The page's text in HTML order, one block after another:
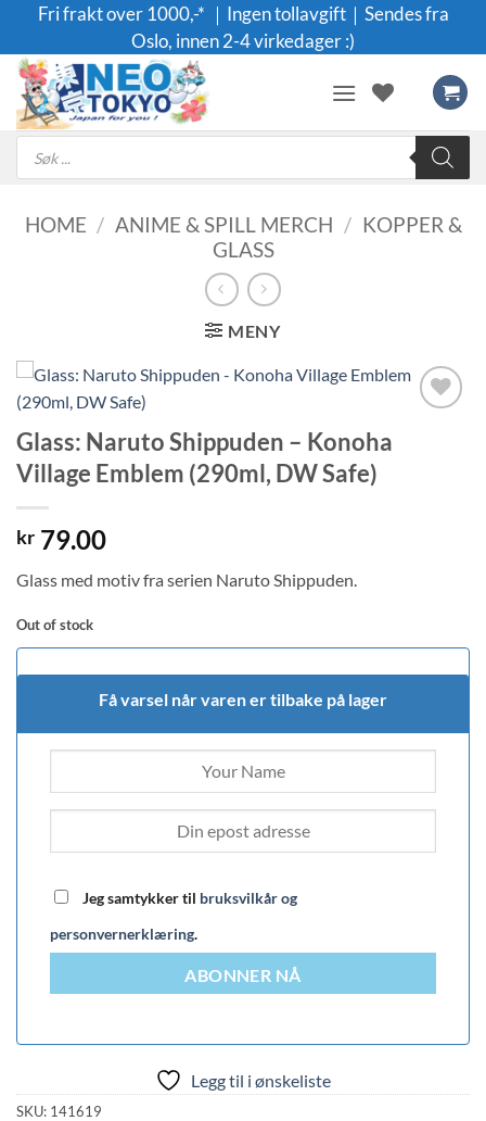
content
Fri frakt over 1000,-* ｜Ingen tollavgift｜Sendes fra
Oslo, innen 2-4 virkedager :)
Products
search
HOME / ANIME & SPILL MERCH / KOPPER &
GLASS
MENY
Glass: Naruto Shippuden – Konoha
Village Emblem (290ml, DW Safe)
kr 79.00
Glass med motiv fra serien Naruto Shippuden.
Out of stock
Få varsel når varen er tilbake på lager
Jeg samtykker til bruksvilkår og
personvernerklæring.
ABONNER NÅ
Legg til i ønskeliste
SKU: 141619